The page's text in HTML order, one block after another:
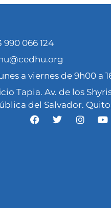
990 066 124
a viernes de 9h00 a
Tapia. Av. de los
del Salvador.